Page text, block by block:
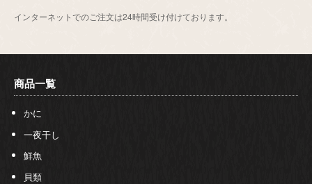
インターネットでのご注文は24時間受け付けております。
商品一覧
かに
一夜干し
鮮魚
貝類